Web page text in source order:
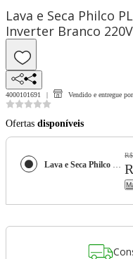
Lava e Seca Philco
Inverter Branco 220V
4000101691 Vendido e entregue por
Ofertas disponíveis
Lava e Seca Philco PLS11A 11kg 7kg Motor Inverter Branco 220V